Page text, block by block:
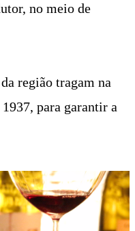
no meio de
região tragam na
para garantir a